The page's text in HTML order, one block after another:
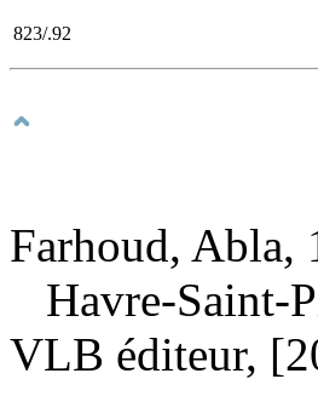
823/.92
Farhoud, Abla,
Havre-Saint-
VLB éditeur,